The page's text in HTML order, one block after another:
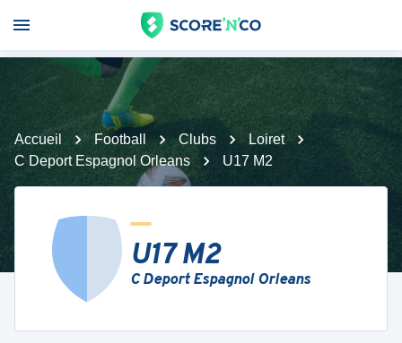
Accueil Football Clubs
Loiret
C Deport Espagnol Orleans
U17 M2
U17 M2
C Deport Espagnol Orleans